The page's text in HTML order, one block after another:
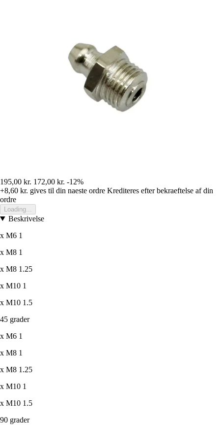
195,00 kr. 172,00 kr. -12%
+8,60 kr. gives til din naeste ordre Krediteres efter bekraeftelse af din
ordre
Loading...
Beskrivelse
x M6 1
x M8 1
x M8 1.25
x M10 1
x M10 1.5
45 grader
x M6 1
x M8 1
x M8 1.25
x M10 1
x M10 1.5
90 grader